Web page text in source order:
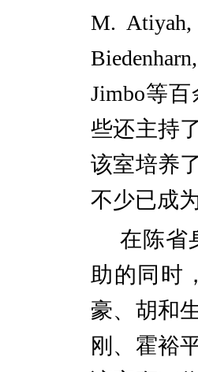
M. Atiyah,
Jimbo等百
些还主持
该室培养
不少已成
在陈省
助的同时
豪、胡和
刚、霍裕